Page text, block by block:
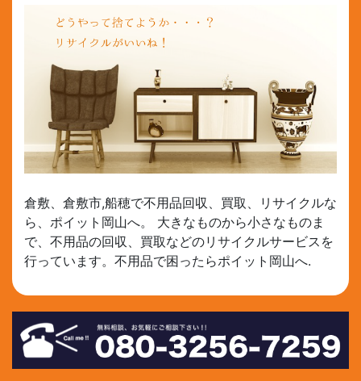
倉敷、倉敷市,船穂で不用品回収、買取、リサイクルな
ら、ポイット岡山へ。 大きなものから小さなものま
で、不用品の回収、買取などのリサイクルサービスを
行っています。不用品で困ったらポイット岡山へ.